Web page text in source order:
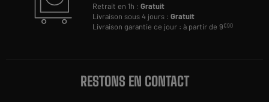
Retrait en 1h :Gratuit
Livraison sous 4 jours :Gratuit
Livraison garantie ce jour : à partir de 9€90
RESTONS EN CONTACT